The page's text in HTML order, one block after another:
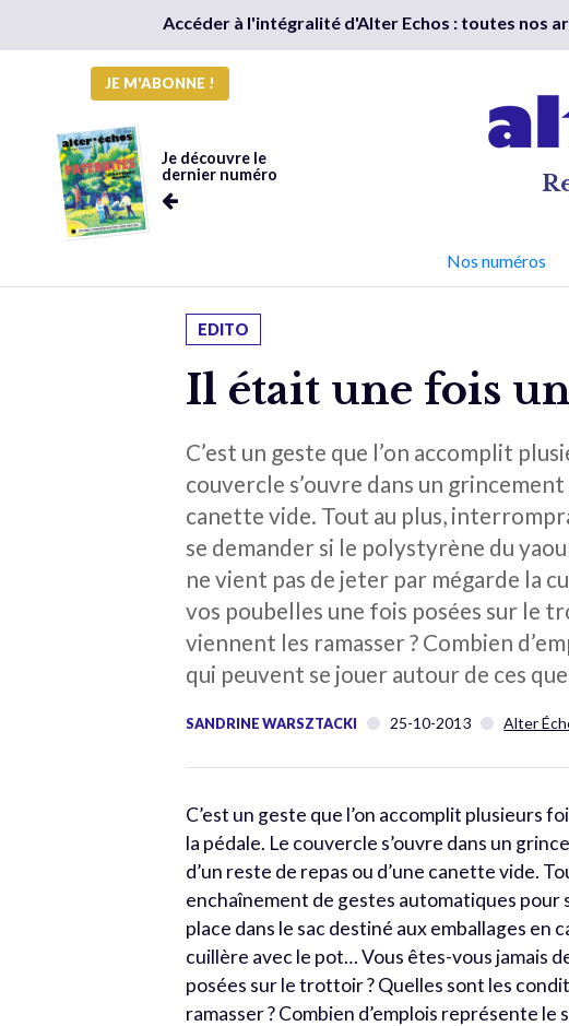
Accéder à l'intégralité d'Alter Echos : toutes nos
JE M'ABONNE !
Je découvre le
dernier numéro
Nos numéros
EDITO
Il était une fois
C’est un geste que l’on accomplit
couvercle s’ouvre dans un
canette vide. Tout au plus,
se demander si le polystyrène du
ne vient pas de jeter par mégarde la
vos poubelles une fois posées sur le
viennent les ramasser ? Combien
qui peuvent se jouer autour de ces
SANDRINE WARSZTACKI 25-10-2013 Alter
C’est un geste que l’on accomplit plusieurs
la pédale. Le couvercle s’ouvre dans un
d’un reste de repas ou d’une canette vide.
enchaînement de gestes automatiques
place dans le sac destiné aux emballages en
cuillère avec le pot… Vous êtes-vous jamais
posées sur le trottoir ? Quelles sont les
ramasser ? Combien d’emplois représente